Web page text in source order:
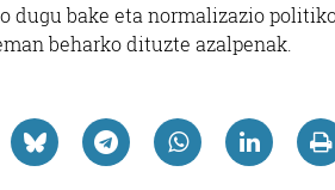
bake eta normalizazio
beharko dituzte azalpenak.